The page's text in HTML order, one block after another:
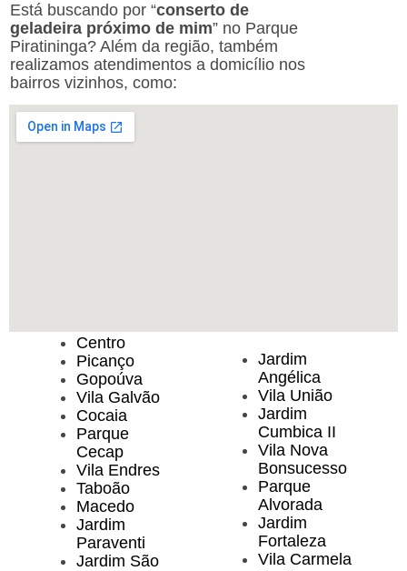
Está buscando por “conserto de
geladeira próximo de mim” no Parque
Piratininga? Além da região, também
realizamos atendimentos a domicílio nos
bairros vizinhos, como:
Centro
Picanço
Gopoúva
Vila Galvão
Cocaia
Parque
Cecap
Vila Endres
Taboão
Macedo
Jardim
Paraventi
Jardim São
Jardim
Angélica
Vila União
Jardim
Cumbica II
Vila Nova
Bonsucesso
Parque
Alvorada
Jardim
Fortaleza
Vila Carmela